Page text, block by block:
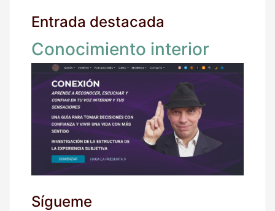
Entrada destacada
Conocimiento interior
Sígueme